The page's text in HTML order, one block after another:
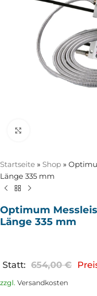
Startseite » Shop »
Länge 335 mm
Optimum
Länge 335 mm
Statt: 654,00€
zzgl. Versandkosten